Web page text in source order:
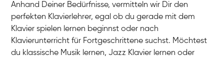
Anhand Deiner Bedürfnisse, vermitteln wir Dir den
perfekten Klavierlehrer, egal ob du gerade mit dem
Klavier spielen lernen beginnst oder nach
Klavierunterricht für Fortgeschrittene suchst. Möchtest
du klassische Musik lernen, Jazz Klavier lernen oder